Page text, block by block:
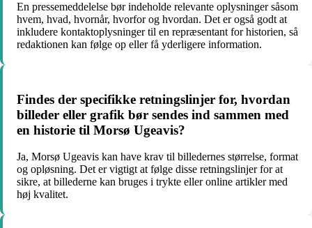
En pressemeddelelse bør indeholde relevante oplysninger såsom
hvem, hvad, hvornår, hvorfor og hvordan. Det er også godt at
inkludere kontaktoplysninger til en repræsentant for historien, så
redaktionen kan følge op eller få yderligere information.
Findes der specifikke retningslinjer for, hvordan
billeder eller grafik bør sendes ind sammen med
en historie til Morsø Ugeavis?
Ja, Morsø Ugeavis kan have krav til billedernes størrelse, format
og opløsning. Det er vigtigt at følge disse retningslinjer for at
sikre, at billederne kan bruges i trykte eller online artikler med
høj kvalitet.